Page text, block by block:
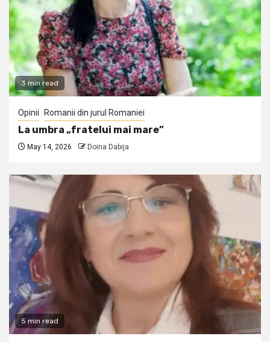
3 min read
Opinii Romanii din jurul Romaniei
La umbra „fratelui mai mare”
May 14, 2026 Doina Dabija
5 min read